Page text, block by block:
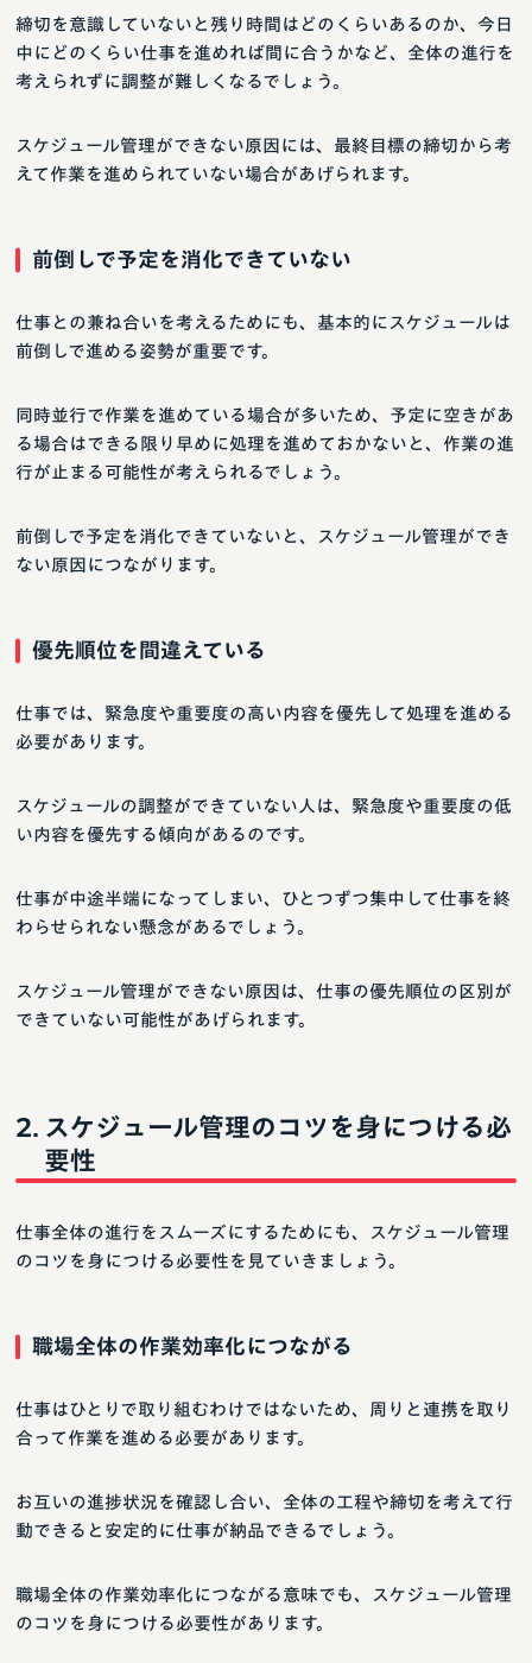
締切を意識していないと残り時間はどのくらいあるのか、今日
中にどのくらい仕事を進めれば間に合うかなど、全体の進行を
考えられずに調整が難しくなるでしょう。
スケジュール管理ができない原因には、最終目標の締切から考
えて作業を進められていない場合があげられます。
前倒しで予定を消化できていない
仕事との兼ね合いを考えるためにも、基本的にスケジュールは
前倒しで進める姿勢が重要です。
同時並行で作業を進めている場合が多いため、予定に空きがあ
る場合はできる限り早めに処理を進めておかないと、作業の進
行が止まる可能性が考えられるでしょう。
前倒しで予定を消化できていないと、スケジュール管理ができ
ない原因につながります。
優先順位を間違えている
仕事では、緊急度や重要度の高い内容を優先して処理を進める
必要があります。
スケジュールの調整ができていない人は、緊急度や重要度の低
い内容を優先する傾向があるのです。
仕事が中途半端になってしまい、ひとつずつ集中して仕事を終
わらせられない懸念があるでしょう。
スケジュール管理ができない原因は、仕事の優先順位の区別が
できていない可能性があげられます。
スケジュール管理のコツを身につける必
要性
仕事全体の進行をスムーズにするためにも、スケジュール管理
のコツを身につける必要性を見ていきましょう。
職場全体の作業効率化につながる
仕事はひとりで取り組むわけではないため、周りと連携を取り
合って作業を進める必要があります。
お互いの進捗状況を確認し合い、全体の工程や締切を考えて行
動できると安定的に仕事が納品できるでしょう。
職場全体の作業効率化につながる意味でも、スケジュール管理
のコツを身につける必要性があります。